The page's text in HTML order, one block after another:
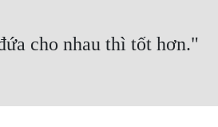
cho nhau thì tốt hơn."